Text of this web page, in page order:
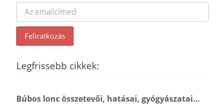
Legfrissebb cikkek:
Búbos lonc összetevői, hatásai, gyógyászatai…